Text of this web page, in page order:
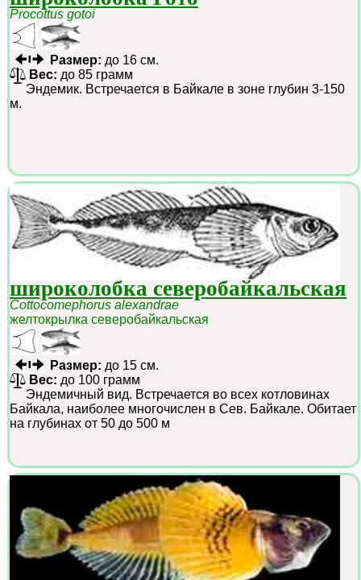
Procottus gotoi
Размер: до 16 см.
Вес: до 85 грамм
Эндемик. Встречается в Байкале в зоне глубин 3-150
м.
широколобка северобайкальская
Cottocomephorus alexandrae
желтокрылка северобайкальская
Размер: до 15 см.
Вес: до 100 грамм
Эндемичный вид. Встречается во всех котловинах
Байкала, наиболее многочислен в Сев. Байкале. Обитает
на глубинах от 50 до 500 м